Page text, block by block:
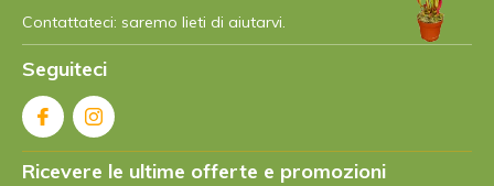
Contattateci: saremo lieti di aiutarvi.
Seguiteci
Ricevere le ultime offerte e promozioni